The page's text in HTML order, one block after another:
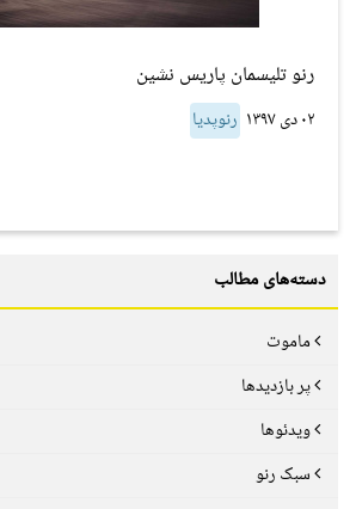
رنو تلیسمان پاریس نشین
۰۲ دی ۱۳۹۷ رنوپدیا
دسته‌های مطالب
ماموت
پر بازدیدها
ویدئوها
سبک رنو